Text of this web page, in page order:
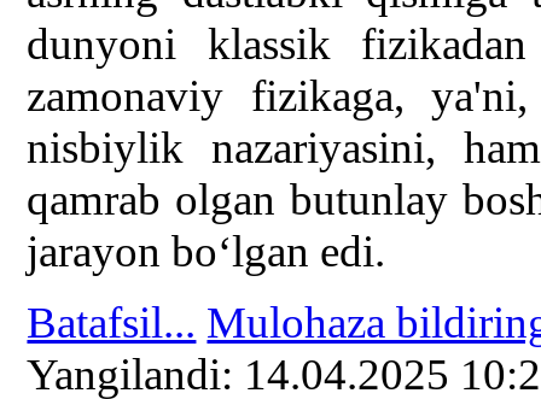
dunyoni klassik
zamonaviy fizikaga,
nisbiylik nazariyasini,
qamrab olgan butunlay
jarayon bo‘lgan edi.
Batafsil... Mulohaza
Yangilаndi: 14.04.2025